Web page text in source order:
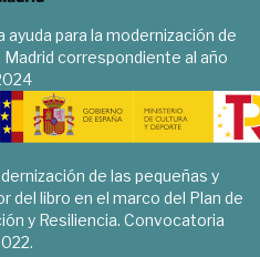
para la modernización de
Madrid correspondiente al año
de las pequeñas y
del libro en el marco del Plan de
y Resiliencia. Convocatoria